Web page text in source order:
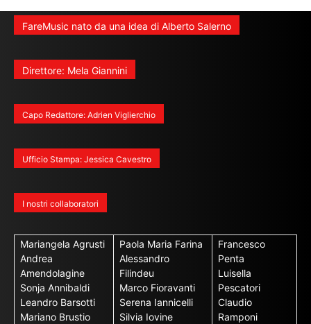
FareMusic nato da una idea di Alberto Salerno
Direttore: Mela Giannini
Capo Redattore: Adrien Viglierchio
Ufficio Stampa: Jessica Cavestro
I nostri collaboratori
Mariangela Agrusti
Andrea
Amendolagine
Sonja Annibaldi
Leandro Barsotti
Mariano Brustio
Paola Maria Farina
Alessandro
Filindeu
Marco Fioravanti
Serena Iannicelli
Silvia Iovine
Francesco
Penta
Luisella
Pescatori
Claudio
Ramponi